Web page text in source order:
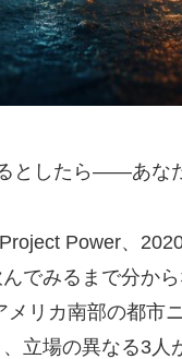
としたら――あな
Power、
でみるまで分か
リカ南部の都市
立場の異なる3人